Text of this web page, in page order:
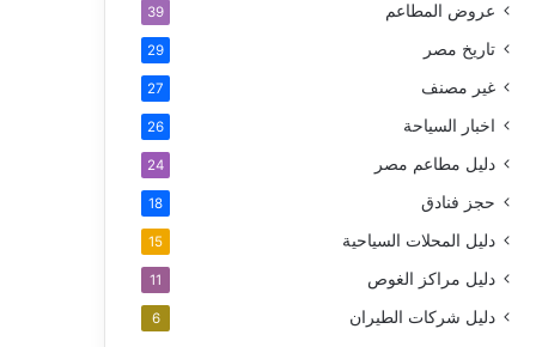
عروض المطاعم 39
تاريخ مصر 29
غير مصنف 27
اخبار السياحة 26
دليل مطاعم مصر 24
حجز فنادق 18
دليل المحلات السياحية 15
دليل مراكز الغوص 11
دليل شركات الطيران 6